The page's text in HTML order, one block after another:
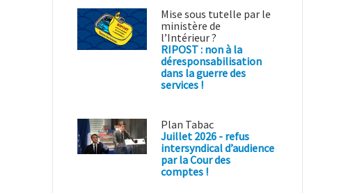
Mise sous tutelle par le
ministère de
l’Intérieur ?
RIPOST : non à la
déresponsabilisation
dans la guerre des
services !
Plan Tabac
Juillet 2026 - refus
intersyndical d’audience
par la Cour des
comptes !